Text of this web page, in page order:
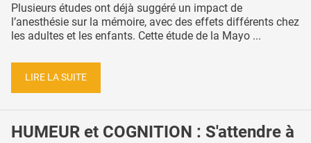
Plusieurs études ont déjà suggéré un impact de
l’anesthésie sur la mémoire, avec des effets différents chez
les adultes et les enfants. Cette étude de la Mayo ...
LIRE LA SUITE
HUMEUR et COGNITION : S'attendre à